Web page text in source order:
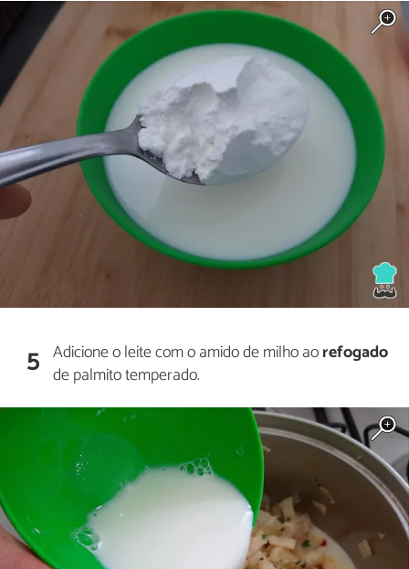
5 Adicione o leite com o amido de milho aorefogado
de palmito temperado.